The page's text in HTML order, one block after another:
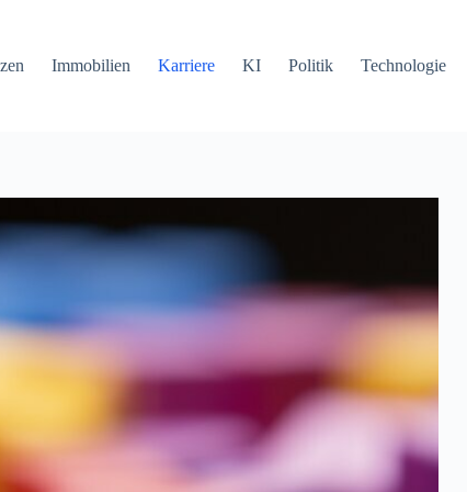
Immobilien Karriere KI Politik Technologie